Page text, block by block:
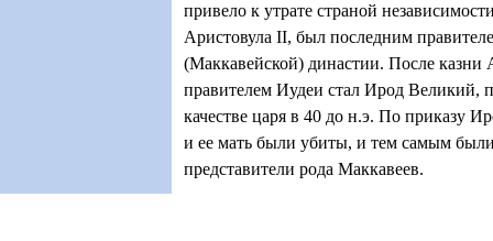
привело к утрате страной
Аристовула II, был последним
(Маккавейской) династии. После казни
правителем Иудеи стал Ирод Великий,
качестве царя в 40 до н.э. По приказу
и ее мать были убиты, и тем самым
представители рода Маккавеев.